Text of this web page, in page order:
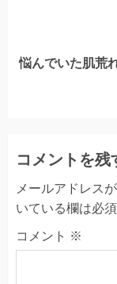
Next
悩んでいた肌荒
コメントを残
メールアドレス
いている欄は必
コメント ※